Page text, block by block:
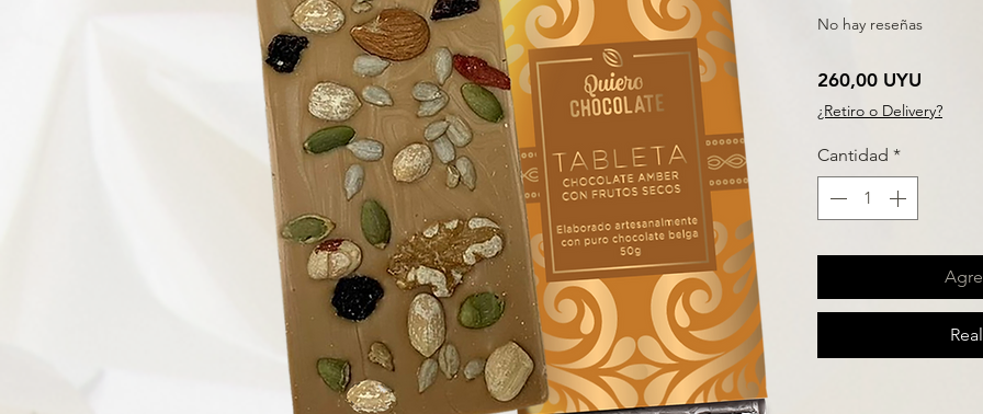
No hay reseñas
260,00 UYU
¿Retiro o Delivery?
Cantidad *